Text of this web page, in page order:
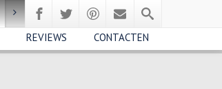
REVIEWS CONTACTEN